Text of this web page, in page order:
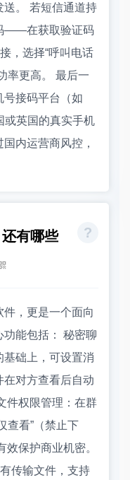
送。 若短信通道持
——在获取验证码
，选择“呼叫电话
率更高。 最后一
号接码平台（如
或英国的真实手机
内运营商风控，
有哪些
，更是一个面向
能包括： 秘密聊
基础上，可设置消
在对方查看后自动
件权限管理：在群
查看”（禁止下
效保护商业机密。
传输文件，支持